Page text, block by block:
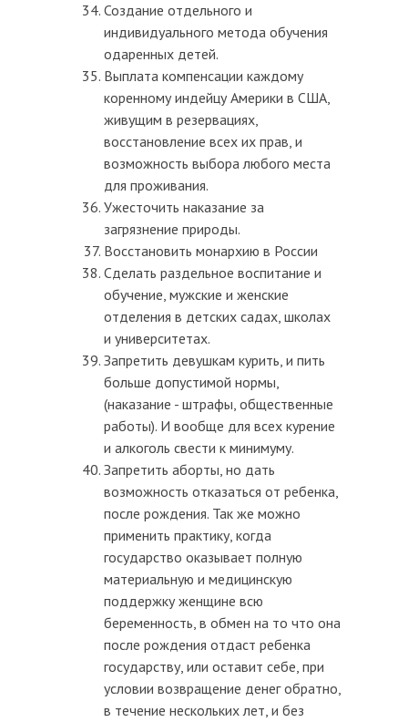
Создание отдельного и
индивидуального метода обучения
одаренных детей.
Выплата компенсации каждому
коренному индейцу Америки в США,
живущим в резервациях,
восстановление всех их прав, и
возможность выбора любого места
для проживания.
Ужесточить наказание за
загрязнение природы.
Восстановить монархию в России
Сделать раздельное воспитание и
обучение, мужские и женские
отделения в детских садах, школах
и университетах.
Запретить девушкам курить, и пить
больше допустимой нормы,
(наказание - штрафы, общественные
работы). И вообще для всех курение
и алкоголь свести к минимуму.
Запретить аборты, но дать
возможность отказаться от ребенка,
после рождения. Так же можно
применить практику, когда
государство оказывает полную
материальную и медицинскую
поддержку женщине всю
беременность, в обмен на то что она
после рождения отдаст ребенка
государству, или оставит себе, при
условии возвращение денег обратно,
в течение нескольких лет, и без